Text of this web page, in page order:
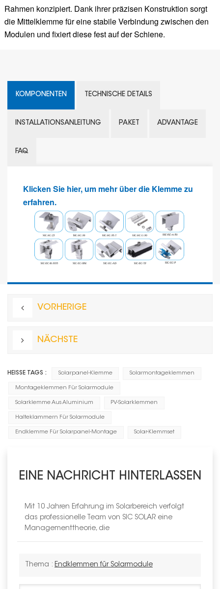
Rahmen konzipiert. Dank ihrer präzisen Konstruktion sorgt
die Mittelklemme für eine stabile Verbindung zwischen den
Modulen und fixiert diese fest auf der Schiene.
KOMPONENTEN TECHNISCHE DETAILS
INSTALLATIONSANLEITUNG PAKET ADVANTAGE
FAQ
Klicken Sie hier, um mehr über die Klemme zu
erfahren.
VORHERIGE
NÄCHSTE
HEISSE TAGS : Solarpanel-Klemme Solarmontageklemmen
Montageklemmen Für Solarmodule
Solarklemme Aus Aluminium PV-Solarklemmen
Halteklammern Für Solarmodule
Endklemme Für Solarpanel-Montage Solar-Klemmset
EINE NACHRICHT HINTERLASSEN
Mit 10 Jahren Erfahrung im Solarbereich verfolgt
das professionelle Team von SIC SOLAR eine
Managementtheorie, die
Thema : Endklemmen für Solarmodule